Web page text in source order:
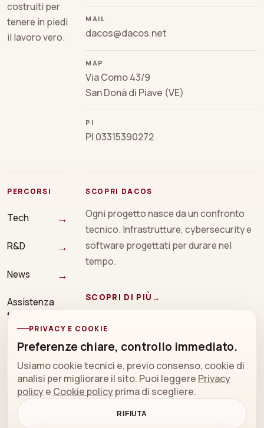
costruiti per
tenere in piedi
il lavoro vero.
MAIL
dacos@dacos.net
MAP
Via Como 43/9
San Donà di Piave (VE)
PI
PI 03315390272
PERCORSI
Tech →
R&D →
News →
Assistenza
tecnica
→
Prenota
→
SCOPRI DACOS
Ogni progetto nasce da un confronto
tecnico. Infrastrutture, cybersecurity e
software progettati per durare nel
tempo.
SCOPRI DI PIÙ →
© 2026 DACOS sistemi srl
PRIVACY E COOKIE
Preferenze chiare, controllo immediato.
Usiamo cookie tecnici e, previo consenso, cookie di
analisi per migliorare il sito. Puoi leggere Privacy
policye Cookie policyprima di scegliere.
RIFIUTA